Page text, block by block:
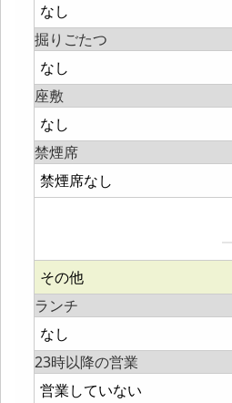
なし
掘りごたつ
なし
座敷
なし
禁煙席
禁煙席なし
その他
ランチ
なし
23時以降の営業
営業していない